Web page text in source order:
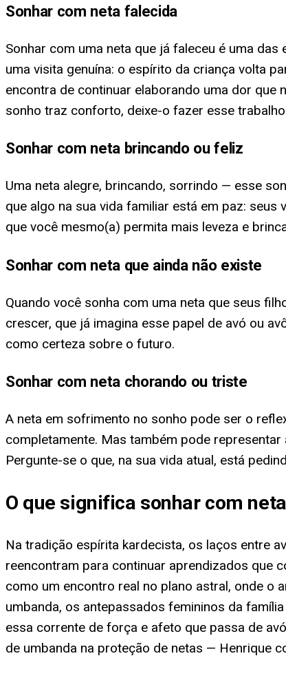
Sonhar com neta falecida
Sonhar com uma neta que já faleceu é uma
uma visita genuína: o espírito da criança volta
encontra de continuar elaborando uma dor que
sonho traz conforto, deixe-o fazer esse
Sonhar com neta brincando ou feliz
Uma neta alegre, brincando, sorrindo — esse
que algo na sua vida familiar está em paz:
que você mesmo(a) permita mais leveza e
Sonhar com neta que ainda não existe
Quando você sonha com uma neta que seus
crescer, que já imagina esse papel de avó ou
como certeza sobre o futuro.
Sonhar com neta chorando ou triste
A neta em sofrimento no sonho pode ser o
completamente. Mas também pode
Pergunte-se o que, na sua vida atual, está
O que significa sonhar com
Na tradição espírita kardecista, os laços entre
reencontram para continuar aprendizados que
como um encontro real no plano astral, onde o
umbanda, os antepassados femininos da
essa corrente de força e afeto que passa de
de umbanda na proteção de netas — Henrique